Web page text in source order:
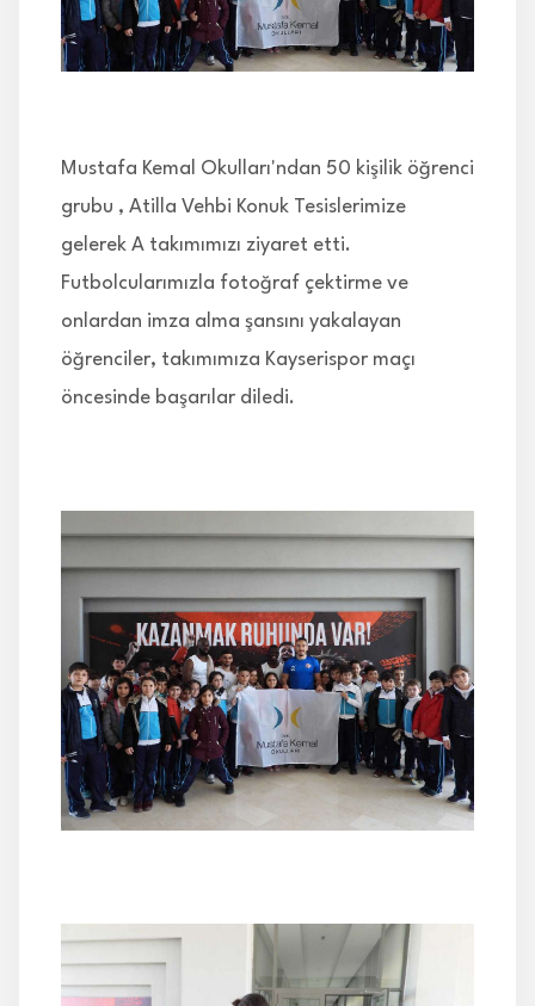
İLETİŞİM
Mustafa Kemal Okulları'ndan 50 kişilik öğrenci
grubu , Atilla Vehbi Konuk Tesislerimize
gelerek A takımımızı ziyaret etti.
Futbolcularımızla fotoğraf çektirme ve
onlardan imza alma şansını yakalayan
öğrenciler, takımımıza Kayserispor maçı
öncesinde başarılar diledi.